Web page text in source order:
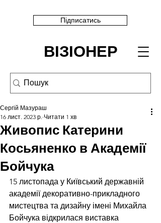
ВІЗІОНЕР
Підписатись
Живопис Катерини
Косьяненко в Академії
Бойчука
Сергій Мазураш
16 лист. 2023 р. Читати 1 хв
15 листопада у Київський державній
академії декоративно-прикладного
мистецтва та дизайну імені Михайла
Бойчука відкрилася виставка